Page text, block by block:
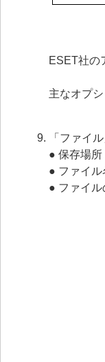
ESET社の
主なオプ
「ファイ
● 保存場
● ファイル
● ファイル